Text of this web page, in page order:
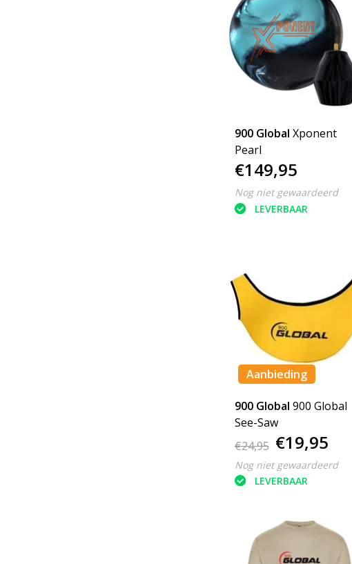
900 Global Xponent
Pearl
€149,95
Nog niet gewaardeerd
LEVERBAAR
Aanbieding
900 Global 900 Global
See-Saw
€24,95 €19,95
Nog niet gewaardeerd
LEVERBAAR